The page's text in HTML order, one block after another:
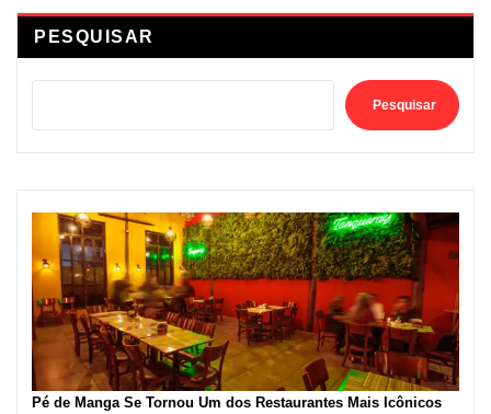
PESQUISAR
Pesquisar
Pé de Manga Se Tornou Um dos Restaurantes Mais Icônicos